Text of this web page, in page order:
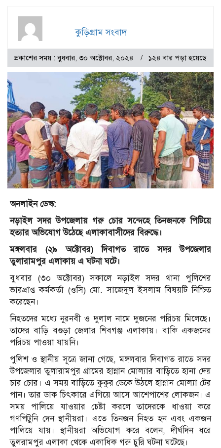
কুড়িগ্রাম সংবাদ
প্রকাশের সময় : বুধবার, ৩০ অক্টোবর, ২০২৪ ১২৪ বার পড়া হয়েছে
অনলাইন ডেস্ক:
নড়াইল সদর উপজেলায় গরু চোর সন্দেহে তিনজনকে পিটিয়ে
হত্যার অভিযোগ উঠেছে এলাকাবাসীদের বিরুদ্ধে।
মঙ্গলবার (২৯ অক্টোবর) দিবাগত রাতে সদর উপজেলার
তুলারামপুর এলাকায় এ ঘটনা ঘটে।
বুধবার (৩০ অক্টোবর) সকালে নড়াইল সদর থানা পুলিশের
ভারপ্রাপ্ত কর্মকর্তা (ওসি) মো. সাজেদুল ইসলাম বিষয়টি নিশ্চিত
করেছেন।
নিহতদের মধ্যে নুরনবী ও দুলাল নামে দুজনের পরিচয় মিলেছে।
তাদের বাড়ি বগুড়া জেলার শিবগঞ্জ এলাকায়। বাকি একজনের
পরিচয় পাওয়া যায়নি।
পুলিশ ও স্থানীয় সূত্রে জানা গেছে, মঙ্গলবার দিবাগত রাতে সদর
উপজেলার তুলারামপুর গ্রামের হান্নান মোল্যার বাড়িতে হানা দেয়
চার চোর। এ সময় বাড়িতে কুকুর ডেকে উঠলে হান্নান মোল্যা টের
পান। তার ডাক চিৎকারে এগিয়ে আসে আশেপাশের লোকজন। এ
সময় পালিয়ে যাওয়ার চেষ্টা করলে তাদেরকে ধাওয়া করে
গণপিটুনি দেন স্থানীয়রা। এতে তিনজন নিহত হন এবং একজন
পালিয়ে যায়। স্থানীয়রা অভিযোগ করে বলেন, দীর্ঘদিন ধরে
তুলরামপুর এলাকা থেকে একাধিক গরু চুরি ঘটনা ঘটেছে।